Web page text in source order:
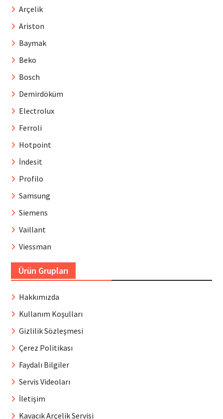
Arçelik
Ariston
Baymak
Beko
Bosch
Demirdöküm
Electrolux
Ferroli
Hotpoint
İndesit
Profilo
Samsung
Siemens
Vaillant
Viessman
Ürün Grupları
Hakkımızda
Kullanım Koşulları
Gizlilik Sözleşmesi
Çerez Politikası
Faydalı Bilgiler
Servis Videoları
İletişim
Kavacık Arçelik Servisi